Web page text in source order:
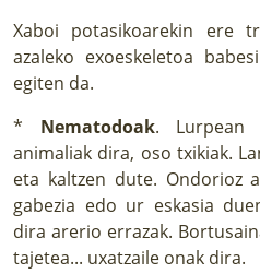
Xaboi potasikoarekin ere
azaleko exoeskeletoa
egiten da.
* Nematodoak. Lurpean
animaliak dira, oso txikiak.
eta kaltzen dute. Ondorioz
gabezia edo ur eskasia
dira arerio errazak.
tajetea... uxatzaile onak dira.